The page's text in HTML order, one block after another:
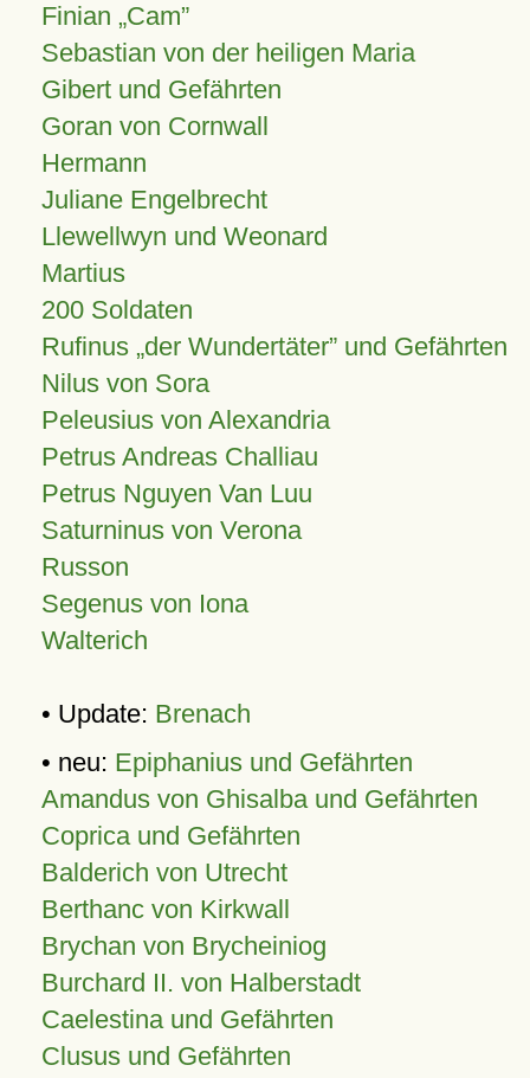
Finian Cam
Sebastian von der heiligen Maria
Gibert und Gefährten
Goran von Cornwall
Hermann
Juliane Engelbrecht
Llewellwyn und Weonard
Martius
200 Soldaten
Rufinus „der Wundertäter” und Gefährten
Nilus von Sora
Peleusius von Alexandria
Petrus Andreas Challiau
Petrus Nguyen Van Luu
Saturninus von Verona
Russon
Segenus von Iona
Walterich
• Update: Brenach
• neu: Epiphanius und Gefährten
Amandus von Ghisalba und Gefährten
Coprica und Gefährten
Balderich von Utrecht
Berthanc von Kirkwall
Brychan von Brycheiniog
Burchard II. von Halberstadt
Caelestina und Gefährten
Clusus und Gefährten